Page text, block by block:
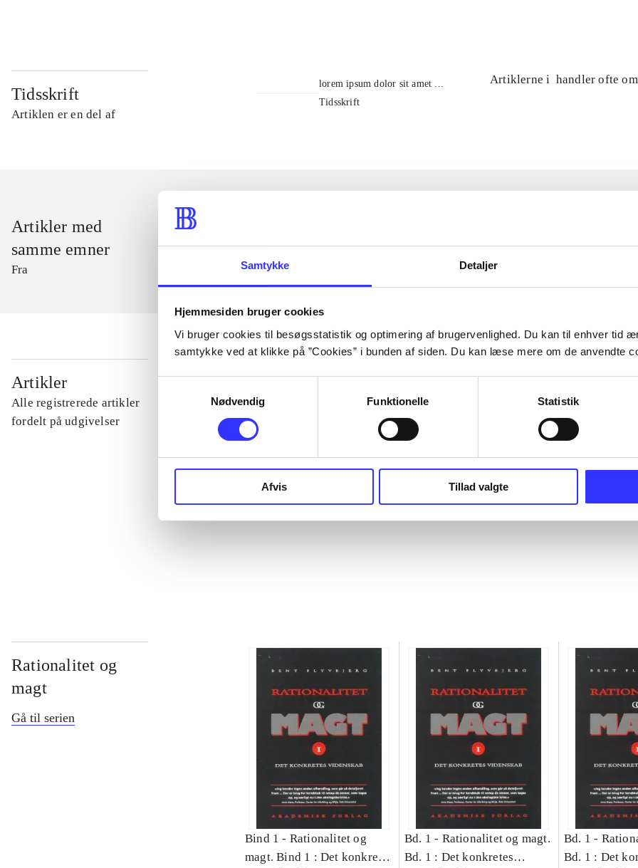
Samtykke Detaljer
Hjemmesiden bruger cookies
Vi bruger cookies til besøgsstatistik og optimering af brugervenlighed. Du kan til enhver tid
samtykke ved at klikke på ”Cookies” i bunden af siden. Du kan læse mere om de anvendte
Nødvendig
Funktionelle Statistik
Afvis Tillad valgte
Tidsskrift
Artiklen er en del af
lorem ipsum dolor sit amet ...
Tidsskrift
Artiklerne i handler ofte om
Artikler med
samme emner
Fra
Artikler
Alle registrerede artikler
fordelt på udgivelser
...
Rationalitet og
magt
Gå til serien
Bind 1 - Rationalitet og
magt. Bind 1 : Det konkretes
Bd. 1 - Rationalitet og magt.
Bd. 1 : Det konkretes
Bd. 1 -
Bd. 1 : Det